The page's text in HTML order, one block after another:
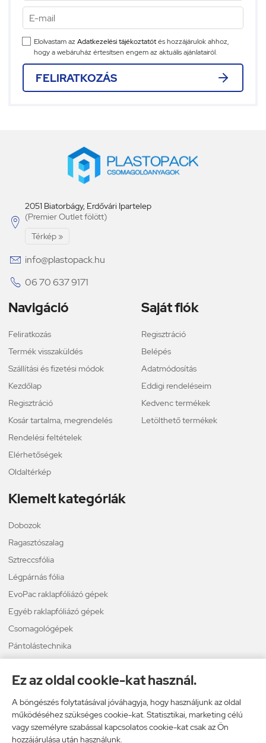
Ez az oldal cookie-kat használ.
A böngészés folytatásával jóváhagyja, hogy használjunk az oldal
működéséhez szükséges cookie-kat. Statisztikai, marketing célú
vagy személyre szabással kapcsolatos cookie-kat csak az Ön
hozzájárulása után használunk.
Elolvastam az Adatkezelési tájékoztatótés hozzájárulok ahhoz,
hogy a webáruház értesítsen engem az aktuális ajánlatairól.
FELIRATKOZÁS

2051 Biatorbágy, Erdővári Ipartelep
(Premier Outlet fölött)
Térkép »
 info@plastopack.hu
 06 70 637 9171
Navigáció
Feliratkozás
Termék visszaküldés
Szállítási és fizetési módok
Kezdőlap
Regisztráció
Kosár tartalma, megrendelés
Rendelési feltételek
Elérhetőségek
Oldaltérkép
Saját fiók
Regisztráció
Belépés
Adatmódosítás
Eddigi rendeléseim
Kedvenc termékek
Letölthető termékek
Kiemelt kategóriák
Dobozok
Ragasztószalag
Sztreccsfólia
Légpárnás fólia
EvoPac raklapfóliázó gépek
Egyéb raklapfóliázó gépek
Csomagológépek
Pántolástechnika
Légpárnás borítékok
Plastopack Kft.